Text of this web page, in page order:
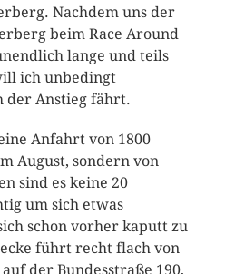
Nachdem uns der
beim Race Around
lange und teils
ich unbedingt
der Anstieg fährt.
Anfahrt von 1800
August, sondern von
sind es keine 20
um sich etwas
schon vorher kaputt zu
führt recht flach von
der Bundesstraße 190,